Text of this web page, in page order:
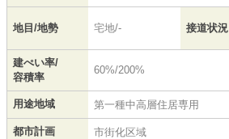
地目/地勢 宅地/- 接道状況
建ぺい率/
容積率
60%/200%
用途地域 第一種中高層住居専用
都市計画 市街化区域